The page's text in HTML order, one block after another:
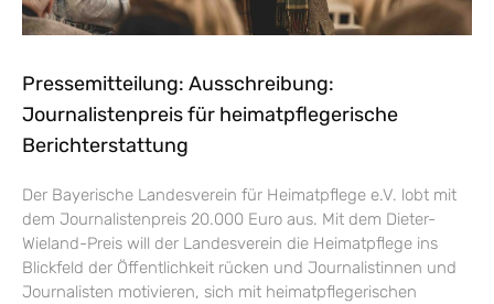
Pressemitteilung: Ausschreibung:
Journalistenpreis für heimatpflegerische
Berichterstattung
Der Bayerische Landesverein für Heimatpflege e.V. lobt mit
dem Journalistenpreis 20.000 Euro aus. Mit dem Dieter-
Wieland-Preis will der Landesverein die Heimatpflege ins
Blickfeld der Öffentlichkeit rücken und Journalistinnen und
Journalisten motivieren, sich mit heimatpflegerischen